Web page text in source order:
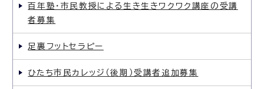
百年塾・市民教授による生き生きワクワク講座の受講
者募集
足裏フットセラピー
ひたち市民カレッジ（後期）受講者追加募集